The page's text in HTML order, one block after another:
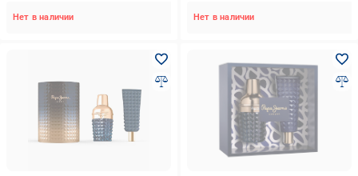
Нет в наличии Нет в наличии